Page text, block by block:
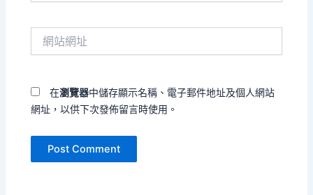
在瀏覽器中儲存顯示名稱、電子郵件地址及個人網站
網址，以供下次發佈留言時使用。